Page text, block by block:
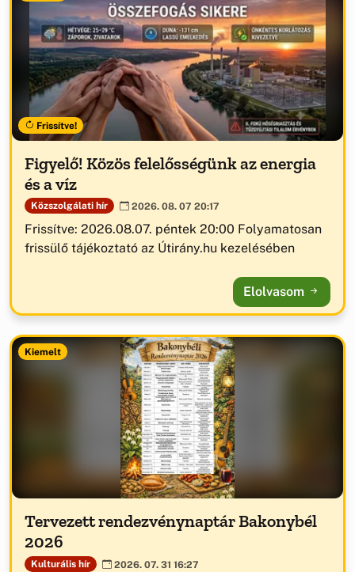
Frissítve!
Figyelő! Közös felelősségünk az energia
és a víz
Közszolgálati hír 2026. 08. 07 20:17
Frissítve: 2026.08.07. péntek 20:00 Folyamatosan
frissülő tájékoztató az Útirány.hu kezelésében
Elolvasom
Kiemelt
Tervezett rendezvénynaptár Bakonybél
2026
Kulturális hír 2026. 07. 31 16:27